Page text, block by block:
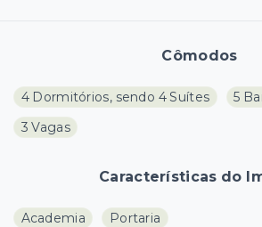
Cômodos
4 Dormitórios, sendo 4 Suítes
5
3 Vagas
Características do
Academia Portaria